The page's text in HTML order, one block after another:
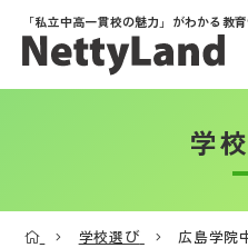
「私立中高一貫校の魅力」がわかる教
アカウ
学
学校選び 広島学院